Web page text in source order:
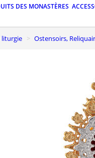
DES MONASTÈRES
liturgie Ostensoirs,